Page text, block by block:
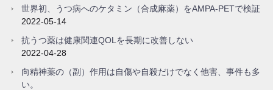
世界初、うつ病へのケタミン（合成麻薬）をAMPA-PETで検証
2022-05-14
抗うつ薬は健康関連QOLを長期に改善しない
2022-04-28
向精神薬の（副）作用は自傷や自殺だけでなく他害、事件も多
い。